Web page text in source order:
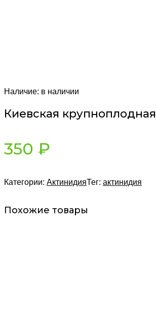
Наличие: в наличии
Киевская крупноплодная
350 ₽
Категории: АктинидияТег: актинидия
Похожие товары